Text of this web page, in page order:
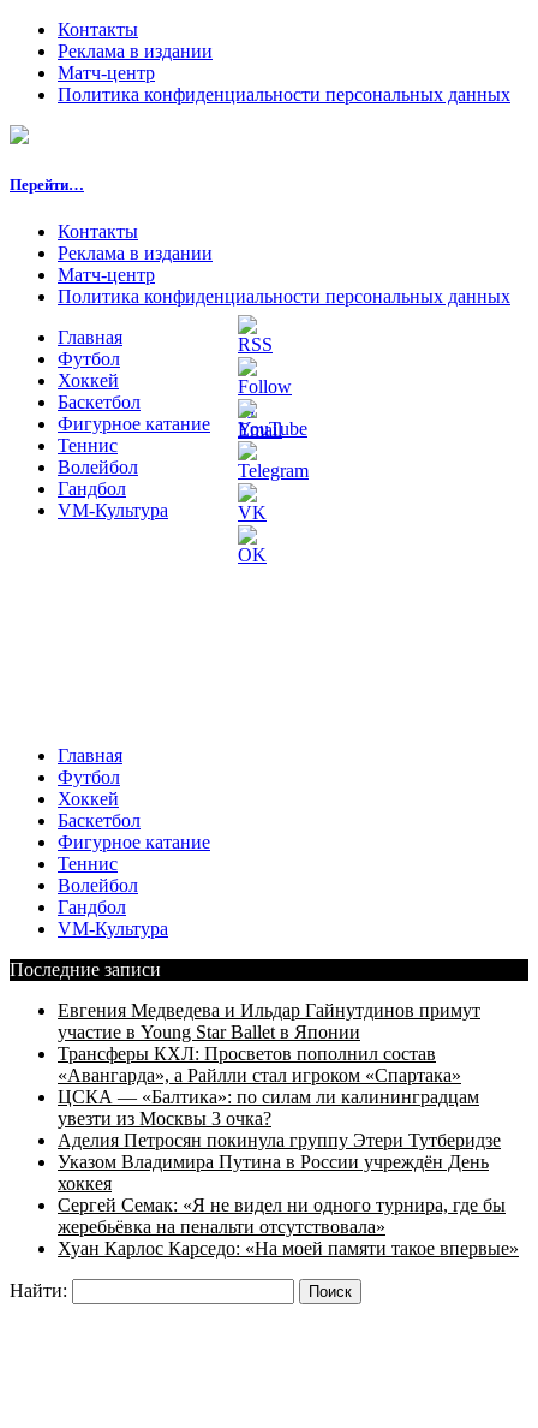
Контакты
Реклама в издании
Матч-центр
Политика конфиденциальности персональных данных
Перейти…
Контакты
Реклама в издании
Матч-центр
Политика конфиденциальности персональных данных
Главная
Футбол
Хоккей
Баскетбол
Фигурное катание
Теннис
Волейбол
Гандбол
VM-Культура
Главная
Футбол
Хоккей
Баскетбол
Фигурное катание
Теннис
Волейбол
Гандбол
VM-Культура
Последние записи
Евгения Медведева и Ильдар Гайнутдинов примут
участие в Young Star Ballet в Японии
Трансферы КХЛ: Просветов пополнил состав
«Авангарда», а Райлли стал игроком «Спартака»
ЦСКА — «Балтика»: по силам ли калининградцам
увезти из Москвы 3 очка?
Аделия Петросян покинула группу Этери Тутберидзе
Указом Владимира Путина в России учреждён День
хоккея
Сергей Семак: «Я не видел ни одного турнира, где бы
жеребьёвка на пенальти отсутствовала»
Хуан Карлос Карседо: «На моей памяти такое впервые»
Найти: